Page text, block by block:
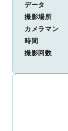
データ
撮影場所
カメラマン
時間
撮影回数